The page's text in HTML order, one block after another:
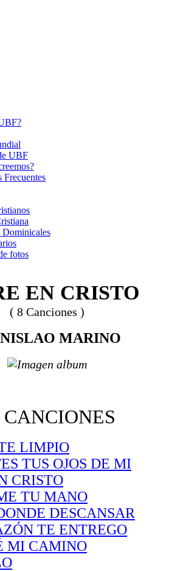
UBF
Frecuentes
Dominicales
fotos
EN CRISTO
( 8 Canciones )
MARINO
LIMPIO
TUS OJOS DE MI
CRISTO
TU MANO
DESCANSAR
TE ENTREGO
MI CAMINO